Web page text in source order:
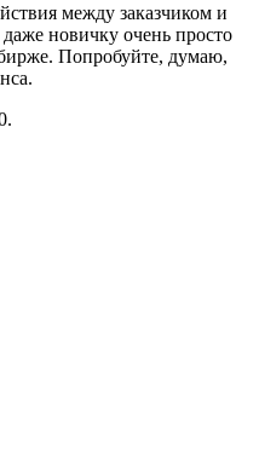
между заказчиком и
новичку очень просто
бирже. Попробуйте, думаю,